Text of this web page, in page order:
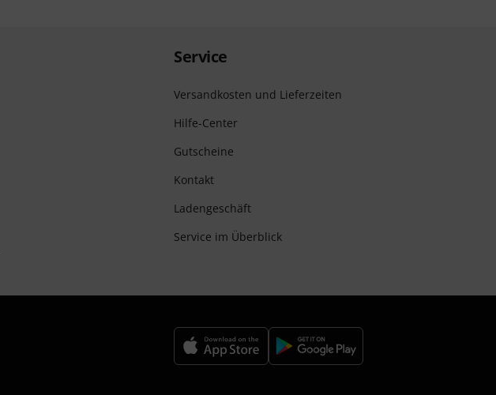
Service
Versandkosten und Lieferzeiten
Hilfe-Center
Gutscheine
Kontakt
Ladengeschäft
Service im Überblick